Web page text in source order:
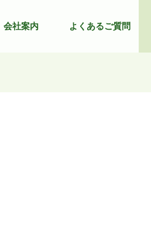
会社案内 よくあるご質問